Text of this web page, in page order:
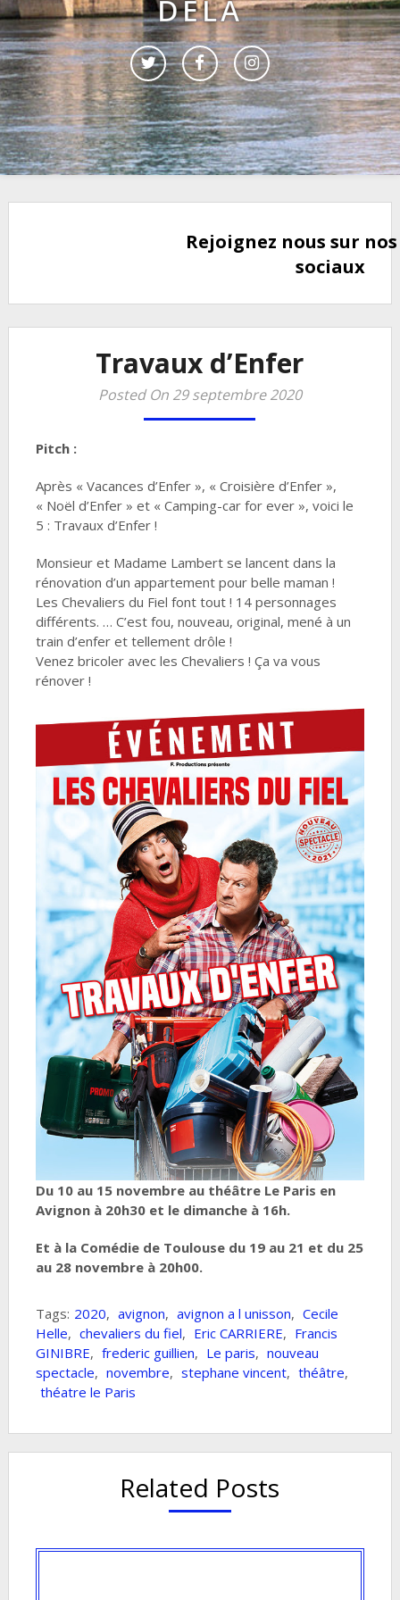
DELÀ
Rejoignez nous sur
sociaux
Travaux d’Enfer
Posted On 29 septembre 2020
Pitch :
Après « Vacances d’Enfer », « Croisière d’Enfer »,
« Noël d’Enfer » et « Camping-car for ever », voici le
5 : Travaux d’Enfer !
Monsieur et Madame Lambert se lancent dans la
rénovation d’un appartement pour belle maman !
Les Chevaliers du Fiel font tout ! 14 personnages
différents. … C’est fou, nouveau, original, mené à un
train d’enfer et tellement drôle !
Venez bricoler avec les Chevaliers ! Ça va vous
rénover !
Du 10 au 15 novembre au théâtre Le Paris en
Avignon à 20h30 et le dimanche à 16h.
Et à la Comédie de Toulouse du 19 au 21 et du 25
au 28 novembre à 20h00.
Tags: 2020, avignon, avignon a l unisson, Cecile
Helle, chevaliers du fiel, Eric CARRIERE, Francis
GINIBRE, frederic guillien, Le paris, nouveau
spectacle, novembre, stephane vincent, théâtre,
théatre le Paris
Related Posts